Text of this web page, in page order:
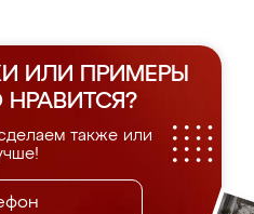
ИЛИ ПРИМЕРЫ
НРАВИТСЯ?
также или